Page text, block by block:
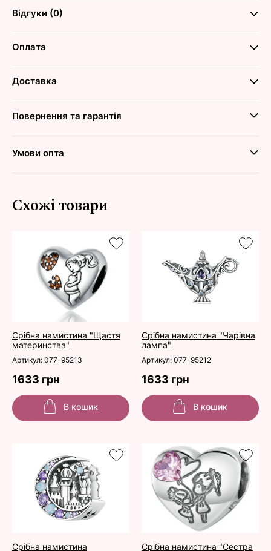
Відгуки (0)
Оплата
Доставка
Повернення та гарантія
Умови опта
Схожі товари
Срібна намистина "Щастя
материнства"
Срібна намистина "Чарівна
лампа"
Артикул: 077-95213 Артикул: 077-95212
1633 грн 1633 грн
В кошик В кошик
Срібна намистина
Срібна намистина "Сестра